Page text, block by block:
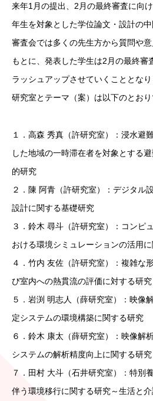
来年1月の提出、2月の最終審査に向
年生を対象とした学位論文・設計の中
審査会では多くの先生方から質問や
もとに、発表した学生は2月の最終審
ラッシュアップさせていくこととなり
研究室とテーマ（案）は以下のとおり
１．高森 秀真（許研究室）：浸水避
した地域の一時滞在者を対象とする
的研究
２．陳 阿青（許研究室）：デジタル
設計に関する基礎研究
３．鈴木 尋斗（許研究室）：コンピ
おける環境シミュレーションの活用
４．竹内 友佐（許研究室）：複雑な
び室内への熱貫流の評価に対する研究
５．岩渕 明志人（薛研究室）：映像
定システムの環境構築に関する研究
６．鈴木 康太（薛研究室）：映像解
システムの解析精度向上に関する研究
７．田村 大斗（石井研究室）：特別
伴う環境移行に関する研究～生活と